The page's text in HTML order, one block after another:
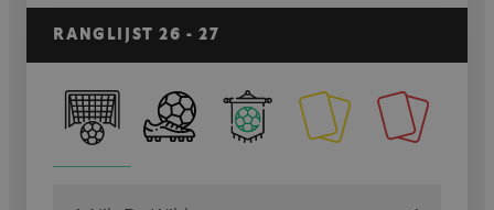
RANGLIJST 26 - 27